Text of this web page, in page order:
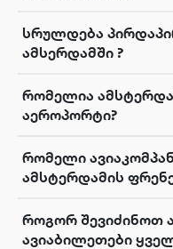
სრულდება
ამსერდამში ?
რომელია
აეროპორტი?
რომელი
ამსტერდამის
როგორ შევიძინოთ
ავიაბილეთები